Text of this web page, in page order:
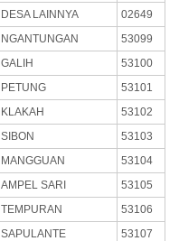
DESA LAINNYA
02649
NGANTUNGAN
53099
GALIH
53100
PETUNG
53101
KLAKAH
53102
SIBON
53103
MANGGUAN
53104
AMPEL SARI
53105
TEMPURAN
53106
SAPULANTE
53107